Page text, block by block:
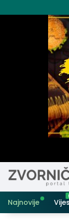
to
Najnovije